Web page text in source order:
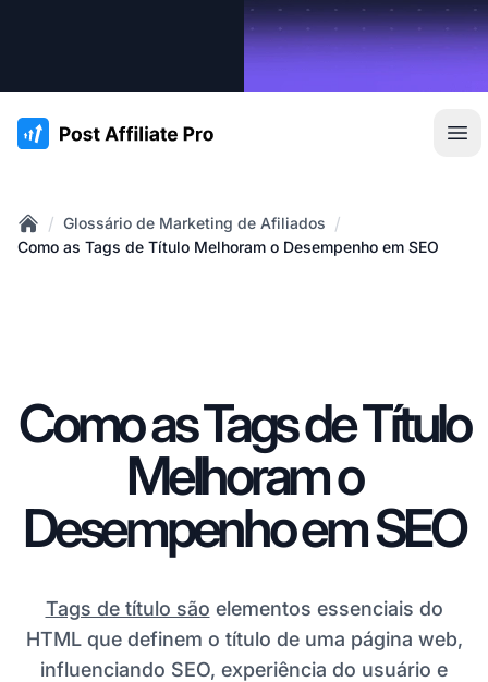
:site.title
Home
/ Glossário de Marketing de Afiliados /
Como as Tags de Título Melhoram o Desempenho em SEO
Como as Tags de Título
Melhoram o
Desempenho em SEO
Tags de título são elementos essenciais do
HTML que definem o título de uma página web,
influenciando SEO, experiência do usuário e